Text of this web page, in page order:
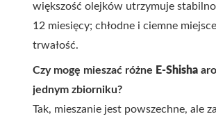
większość olejków utrzymuje
12 miesięcy; chłodne i ciemne
trwałość.
Czy mogę mieszać różne E-Shisha
jednym zbiorniku?
Tak, mieszanie jest powszechne, ale